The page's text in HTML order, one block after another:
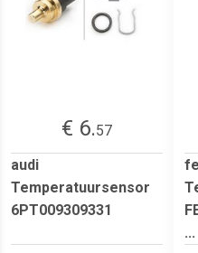
€ 6.57
audi
Temperatuursensor
6PT009309331
...